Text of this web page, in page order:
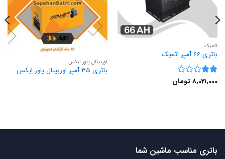
اتمیک
باتری 66 آمپر اتمیک
نمره
8,021,000 تومان
اوربیتال پاور ایکس
باتری 35 آمپر اوربیتال پاور ایکس
باتری مناسب ماشین شما